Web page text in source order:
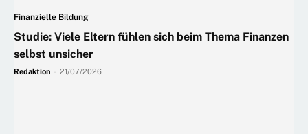
Finanzielle Bildung
Studie: Viele Eltern fühlen sich beim Thema Finanzen
selbst unsicher
Redaktion 21/07/2026